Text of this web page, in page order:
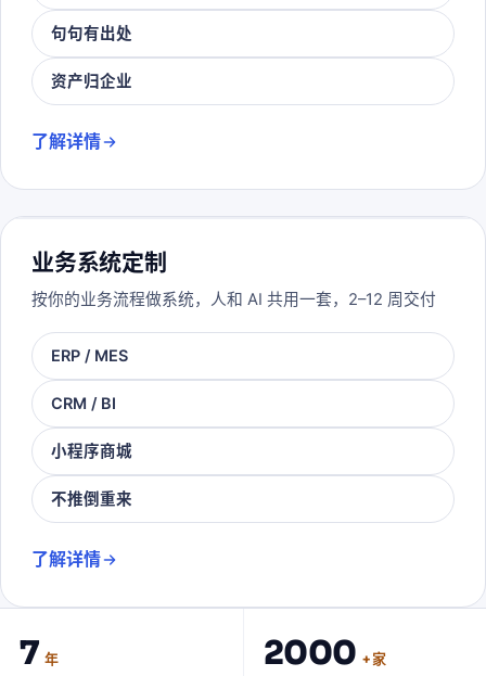
句句有出处
资产归企业
了解详情
业务系统定制
按你的业务流程做系统，人和 AI 共用一套，2–12 周交付
ERP / MES
CRM / BI
小程序商城
不推倒重来
了解详情
7 年 2000 + 家